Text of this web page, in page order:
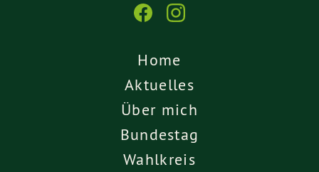
Home
Aktuelles
Über mich
Bundestag
Wahlkreis